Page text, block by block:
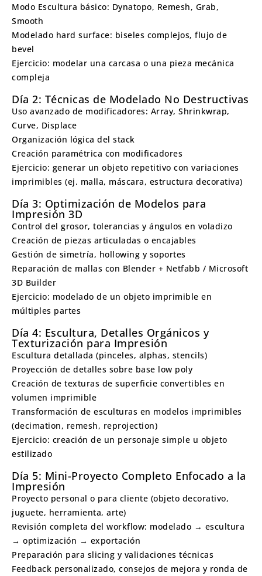
Modo Escultura básico: Dynatopo, Remesh, Grab,
Smooth
Modelado hard surface: biseles complejos, flujo de
bevel
Ejercicio: modelar una carcasa o una pieza mecánica
compleja
Día 2: Técnicas de Modelado No Destructivas
Uso avanzado de modificadores: Array, Shrinkwrap,
Curve, Displace
Organización lógica del stack
Creación paramétrica con modificadores
Ejercicio: generar un objeto repetitivo con variaciones
imprimibles (ej. malla, máscara, estructura decorativa)
Día 3: Optimización de Modelos para
Impresión 3D
Control del grosor, tolerancias y ángulos en voladizo
Creación de piezas articuladas o encajables
Gestión de simetría, hollowing y soportes
Reparación de mallas con Blender + Netfabb / Microsoft
3D Builder
Ejercicio: modelado de un objeto imprimible en
múltiples partes
Día 4: Escultura, Detalles Orgánicos y
Texturización para Impresión
Escultura detallada (pinceles, alphas, stencils)
Proyección de detalles sobre base low poly
Creación de texturas de superficie convertibles en
volumen imprimible
Transformación de esculturas en modelos imprimibles
(decimation, remesh, reprojection)
Ejercicio: creación de un personaje simple u objeto
estilizado
Día 5: Mini-Proyecto Completo Enfocado a la
Impresión
Proyecto personal o para cliente (objeto decorativo,
juguete, herramienta, arte)
Revisión completa del workflow: modelado → escultura
→ optimización → exportación
Preparación para slicing y validaciones técnicas
Feedback personalizado, consejos de mejora y ronda de